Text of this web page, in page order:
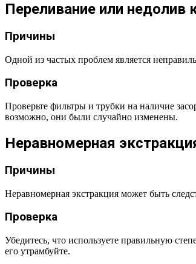
Проверка
Проблемы с температурой воды
Утечка воды
Причины
Проверка
Проверка
Переливание или недолив
Причины
Одной из частых проблем является
Проверка
Проверьте фильтры и трубки на наличие
возможно, они были случайно изменены.
Неравномерная
Причины
Неравномерная экстракция может быть
Проверка
Убедитесь, что используете правильную
его утрамбуйте.